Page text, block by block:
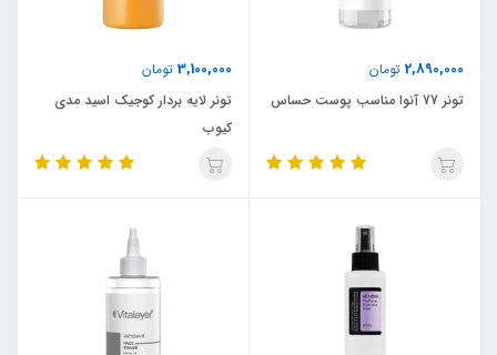
2,890,000 تومان
تونر 77 آنوا مناسب پوست حساس
3,100,000 تومان
تونر لایه بردار کوجیک اسید مدی
کیوب